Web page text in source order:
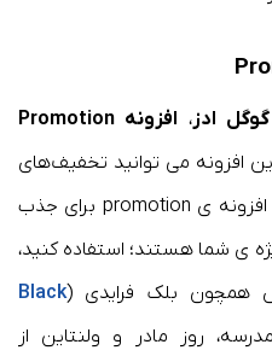
ادز،
افزونه Promotion
افزونه می توانید تخفیف‌های
خود را به مشتری اعلام کنید. از افزونه ی promotion برای جذب
ی شما هستند؛ استفاده کنید،
همچون بلک فرایدی (Black
روز مادر و ولنتاین از